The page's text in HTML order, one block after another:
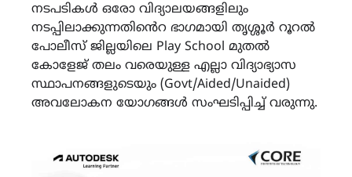
നടപടികൾ ഒരോ വിദ്യാലയങ്ങളിലും
നടപ്പിലാക്കുന്നതിൻെറ ഭാഗമായി തൃശ്ശൂർ റൂറൽ
പോലീസ് ജില്ലയിലെ Play School മുതൽ
കോളേജ് തലം വരെയുള്ള എല്ലാ വിദ്യാഭ്യാസ
സ്ഥാപനങ്ങളുടെയും (Govt/Aided/Unaided)
അവലോകന യോഗങ്ങൾ സംഘടിപ്പിച്ച് വരുന്നു.